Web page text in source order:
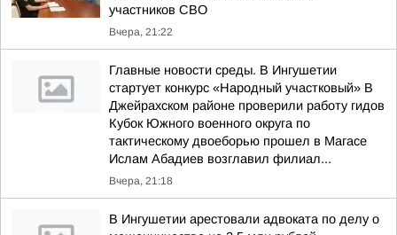
участников СВО
Вчера, 21:22
Главные новости среды. В Ингушетии
стартует конкурс «Народный участковый» В
Джейрахском районе проверили работу гидов
Кубок Южного военного округа по
тактическому двоеборью прошел в Магасе
Ислам Абадиев возглавил филиал...
Вчера, 21:18
В Ингушетии арестовали адвоката по делу о